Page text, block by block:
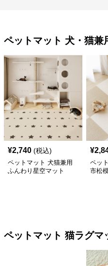
ペットマット 犬・猫兼
¥2,740 (税込)
ペットマット 犬猫兼用
ふんわり星空マット
¥
ペッ
市松
ペットマット 猫ラグマ